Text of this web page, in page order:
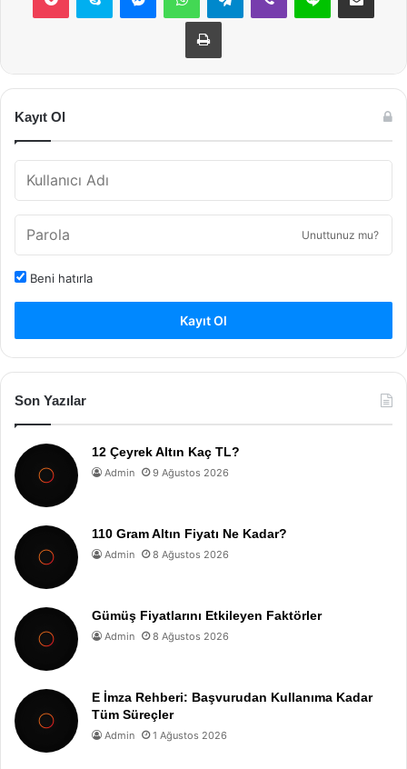
Yazdır
Kayıt Ol
Unuttunuz mu?
Beni hatırla
Kayıt Ol
Son Yazılar
12 Çeyrek Altın Kaç TL?
Admin 9 Ağustos 2026
110 Gram Altın Fiyatı Ne Kadar?
Admin 8 Ağustos 2026
Gümüş Fiyatlarını Etkileyen Faktörler
Admin 8 Ağustos 2026
E İmza Rehberi: Başvurudan Kullanıma Kadar
Tüm Süreçler
Admin 1 Ağustos 2026